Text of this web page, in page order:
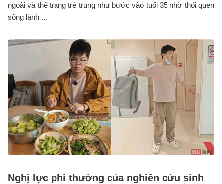
ngoài và thể trạng trẻ trung như bước vào tuổi 35 nhờ thói quen
sống lành ...
Nghị lực phi thường của nghiên cứu sinh